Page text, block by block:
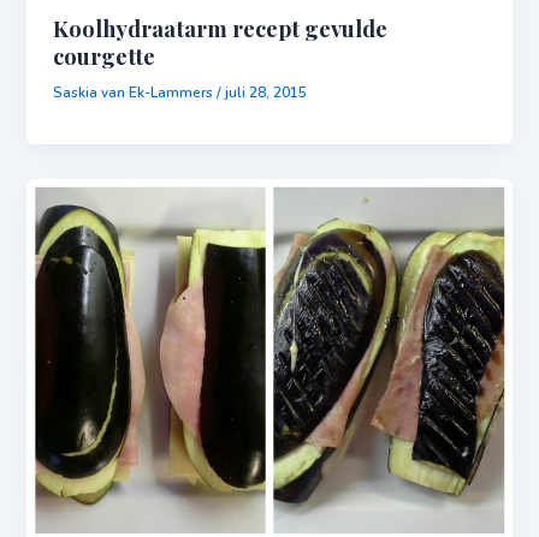
Koolhydraatarm recept gevulde
courgette
Saskia van Ek-Lammers/juli 28, 2015